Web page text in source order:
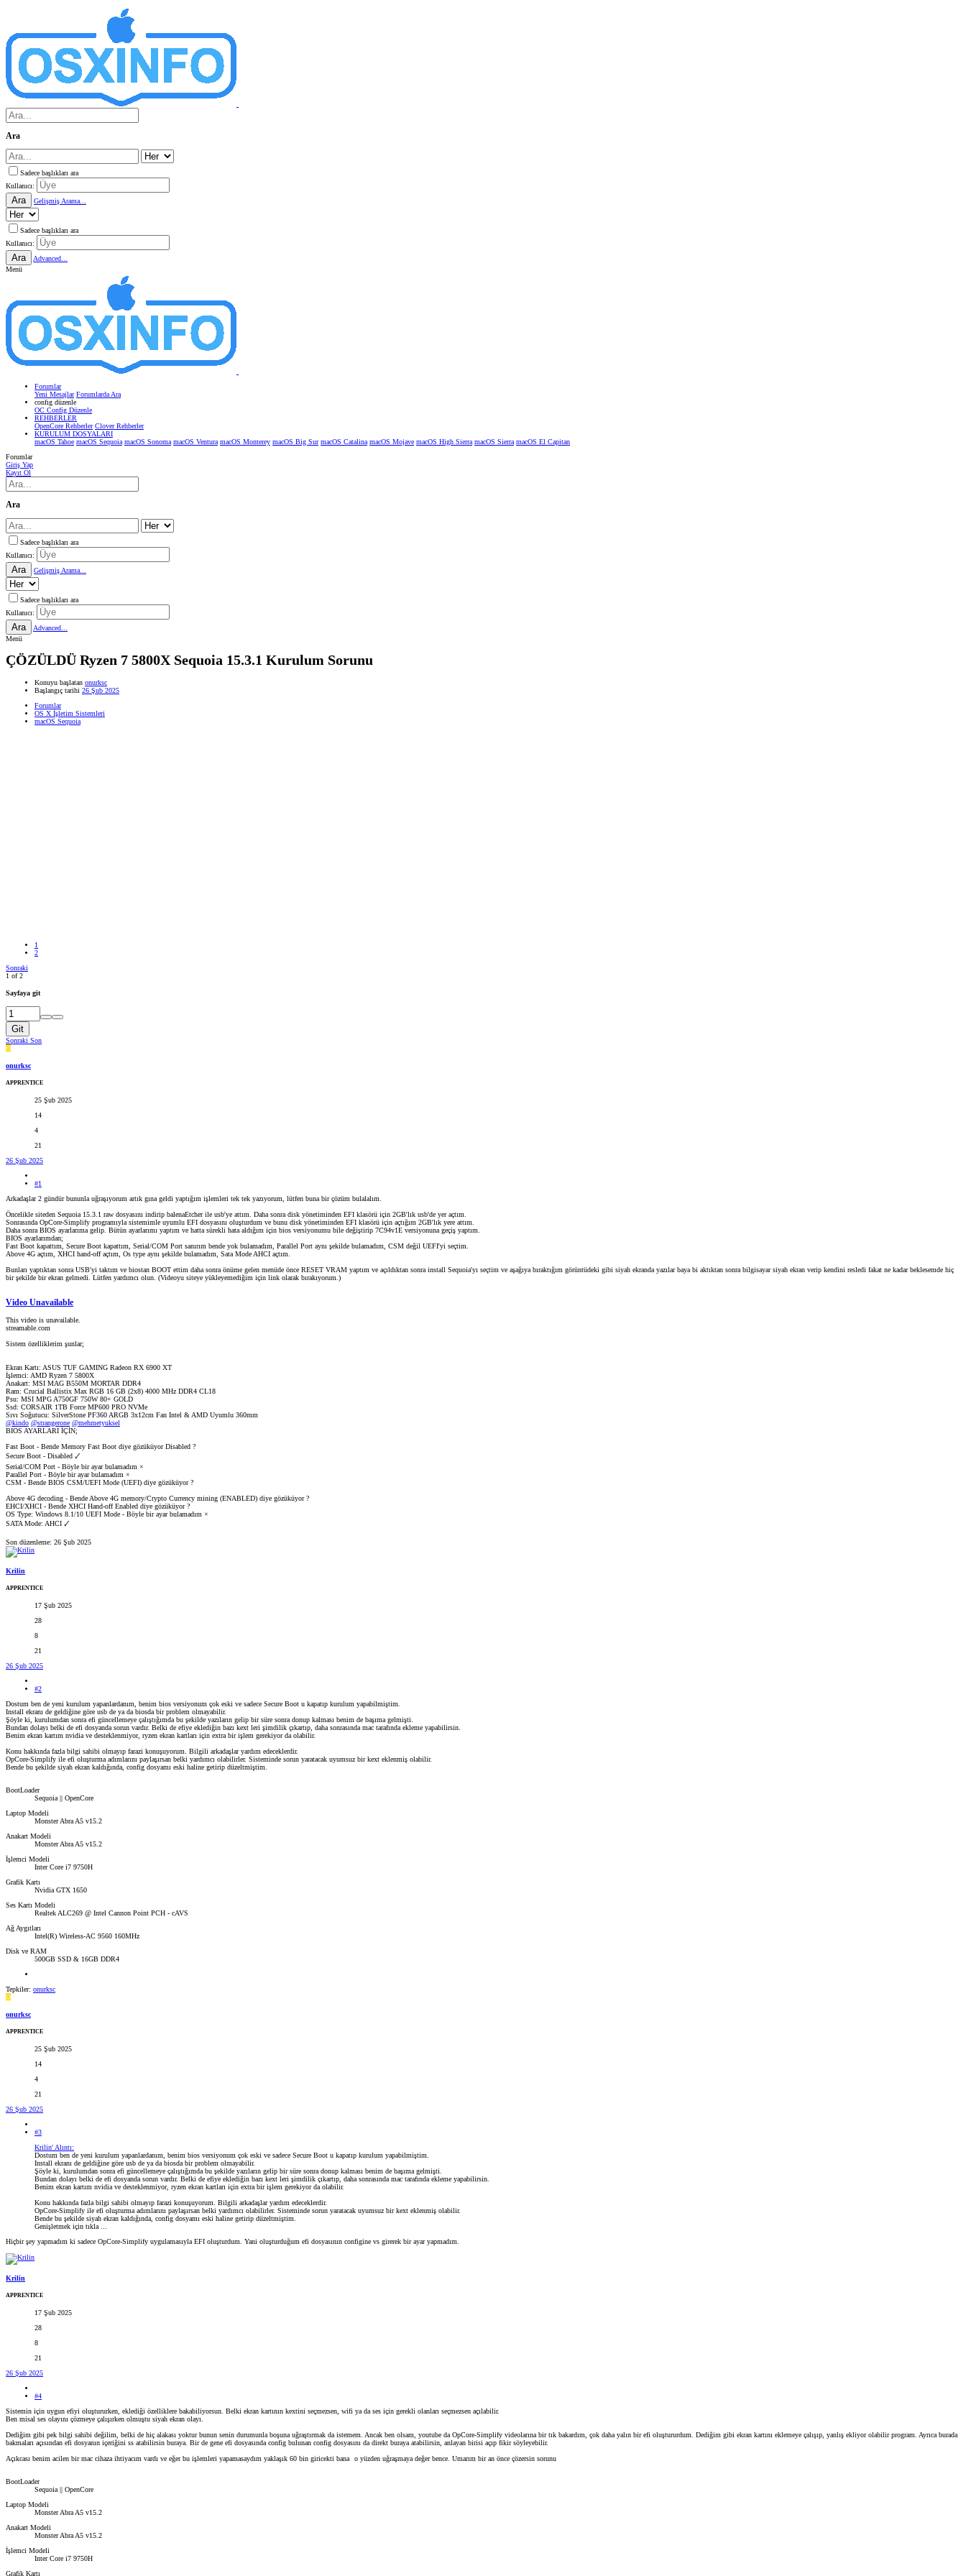
Ara
Sadece başlıkları ara
Kullanıcı:
Ara Gelişmiş Arama...
Sadece başlıkları ara
Kullanıcı:
Ara
Advanced...
Menü
Forumlar
Yeni Mesajlar Forumlarda Ara
confıg düzenle
OC Config Düzenle
REHBERLER
OpenCore Rehberler Clover Rehberler
KURULUM DOSYALARI
macOS Tahoe macOS Sequoia macOS Sonoma macOS Ventura macOS Monterey macOS Big Sur macOS Catalina macOS Mojave macOS High Sierra macOS Sierra macOS El Capitan
Forumlar
Giriş Yap
Kayıt Ol
Ara
Sadece başlıkları ara
Kullanıcı:
Ara Gelişmiş Arama...
Sadece başlıkları ara
Kullanıcı:
Ara
Advanced...
Menü
ÇÖZÜLDÜ Ryzen 7 5800X Sequoia 15.3.1 Kurulum Sorunu
Konuyu başlatan onurksc
Başlangıç tarihi 26 Şub 2025
Forumlar
OS X İşletim Sistemleri
macOS Sequoia
1
2
Sonraki
1 of 2
Sayfaya git
Git
Sonraki Son
O
onurksc
APPRENTICE
25 Şub 2025
14
4
21
26 Şub 2025
#1
Arkadaşlar 2 gündür bununla uğraşıyorum artık gına geldi yaptığım işlemleri tek tek yazıyorum, lütfen buna bir çözüm bulalalım.
Öncelikle siteden Sequoia 15.3.1 raw dosyasını indirip balenaEtcher ile usb'ye attım. Daha sonra disk yönetiminden EFI klasörü için 2GB'lık usb'de yer açtım.
Sonrasında OpCore-Simplify programıyla sistemimle uyumlu EFI dosyasını oluşturdum ve bunu disk yönetiminden EFI klasörü için açtığım 2GB'lık yere attım.
Daha sonra BIOS ayarlarıma gelip. Bütün ayarlarımı yaptım ve hatta sürekli hata aldığım için bios versiyonumu bile değiştirip 7C94v1E versiyonuna geçiş yaptım.
BIOS ayarlarımdan;
Fast Boot kapattım, Secure Boot kapattım, Serial/COM Port sanırım bende yok bulamadım, Parallel Port aynı şekilde bulamadım, CSM değil UEFI'yi seçtim.
Above 4G açtım, XHCI hand-off açtım, Os type aynı şekilde bulamadım, Sata Mode AHCI açtım.
Bunları yaptıktan sonra USB'yi taktım ve biostan BOOT ettim daha sonra önüme gelen menüde önce RESET VRAM yaptım ve açıldıktan sonra install Sequoia'yı seçtim ve aşağıya bıraktığım görüntüdeki gibi siyah ekranda yazılar baya bi aktıktan sonra bilgisayar siyah ekran verip kendini resledi fakat ne kadar beklesemde hiç
bir şekilde bir ekran gelmedi. Lütfen yardımcı olun. (Videoyu siteye yükleyemediğim için link olarak bırakıyorum.)
Video Unavailable
This video is unavailable.
streamable.com
Sistem özelliklerim şunlar;
Ekran Kartı: ASUS TUF GAMING Radeon RX 6900 XT
İşlemci: AMD Ryzen 7 5800X
Anakart: MSI MAG B550M MORTAR DDR4
Ram: Crucial Ballistix Max RGB 16 GB (2x8) 4000 MHz DDR4 CL18
Psu: MSI MPG A750GF 750W 80+ GOLD
Ssd: CORSAIR 1TB Force MP600 PRO NVMe
Sıvı Soğutucu: SilverStone PF360 ARGB 3x12cm Fan Intel & AMD Uyumlu 360mm
@kindo @strangerone @mehmetyuksel
BIOS AYARLARI İÇİN;
Fast Boot - Bende Memory Fast Boot diye gözüküyor Disabled ?
Secure Boot - Disabled 🗸
Serial/COM Port - Böyle bir ayar bulamadım ×
Parallel Port - Böyle bir ayar bulamadım ×
CSM - Bende BIOS CSM/UEFI Mode (UEFI) diye gözüküyor ?
Above 4G decoding - Bende Above 4G memory/Crypto Currency mining (ENABLED) diye gözüküyor ?
EHCI/XHCI - Bende XHCI Hand-off Enabled diye gözüküyor ?
OS Type: Windows 8.1/10 UEFI Mode - Böyle bir ayar bulamadım ×
SATA Mode: AHCI 🗸
Son düzenleme: 26 Şub 2025
Krilin
APPRENTICE
17 Şub 2025
28
8
21
26 Şub 2025
#2
Dostum ben de yeni kurulum yapanlardanım, benim bios versiyonum çok eski ve sadece Secure Boot u kapatıp kurulum yapabilmiştim.
Install ekranı de geldiğine göre usb de ya da biosda bir problem olmayabilir.
Şöyle ki, kurulumdan sonra efi güncellemeye çalıştığımda bu şekilde yazıların gelip bir süre sonra donup kalması benim de başıma gelmişti.
Bundan dolayı belki de efi dosyanda sorun vardır. Belki de efiye eklediğin bazı kext leri şimdilik çıkartıp, daha sonrasında mac tarafında ekleme yapabilirsin.
Benim ekran kartım nvidia ve desteklenmiyor, ryzen ekran kartları için extra bir işlem gerekiyor da olabilir.
Konu hakkında fazla bilgi sahibi olmayıp farazi konuşuyorum. Bilgili arkadaşlar yardım edeceklerdir.
OpCore-Simplify ile efi oluşturma adımlarını paylaşırsan belki yardımcı olabilirler. Sisteminde sorun yaratacak uyumsuz bir kext eklenmiş olabilir.
Bende bu şekilde siyah ekran kaldığında, config dosyamı eski haline getirip düzeltmiştim.
BootLoader
Sequoia || OpenCore
Laptop Modeli
Monster Abra A5 v15.2
Anakart Modeli
Monster Abra A5 v15.2
İşlemci Modeli
Inter Core i7 9750H
Grafik Kartı
Nvidia GTX 1650
Ses Kartı Modeli
Realtek ALC269 @ Intel Cannon Point PCH - cAVS
Ağ Aygıtları
Intel(R) Wireless-AC 9560 160MHz
Disk ve RAM
500GB SSD & 16GB DDR4
Tepkiler: onurksc
O
onurksc
APPRENTICE
25 Şub 2025
14
4
21
26 Şub 2025
#3
Krilin' Alıntı:
Dostum ben de yeni kurulum yapanlardanım, benim bios versiyonum çok eski ve sadece Secure Boot u kapatıp kurulum yapabilmiştim.
Install ekranı de geldiğine göre usb de ya da biosda bir problem olmayabilir.
Şöyle ki, kurulumdan sonra efi güncellemeye çalıştığımda bu şekilde yazıların gelip bir süre sonra donup kalması benim de başıma gelmişti.
Bundan dolayı belki de efi dosyanda sorun vardır. Belki de efiye eklediğin bazı kext leri şimdilik çıkartıp, daha sonrasında mac tarafında ekleme yapabilirsin.
Benim ekran kartım nvidia ve desteklenmiyor, ryzen ekran kartları için extra bir işlem gerekiyor da olabilir.
Konu hakkında fazla bilgi sahibi olmayıp farazi konuşuyorum. Bilgili arkadaşlar yardım edeceklerdir.
OpCore-Simplify ile efi oluşturma adımlarını paylaşırsan belki yardımcı olabilirler. Sisteminde sorun yaratacak uyumsuz bir kext eklenmiş olabilir.
Bende bu şekilde siyah ekran kaldığında, config dosyamı eski haline getirip düzeltmiştim.
Genişletmek için tıkla ...
Hiçbir şey yapmadım ki sadece OpCore-Simplify uygulamasıyla EFI oluşturdum. Yani oluşturduğum efi dosyasının configine vs girerek bir ayar yapmadım.
Krilin
APPRENTICE
17 Şub 2025
28
8
21
26 Şub 2025
#4
Sistemin için uygun efiyi oluştururken, eklediği özelliklere bakabiliyorsun. Belki ekran kartının kextini seçmezsen, wifi ya da ses için gerekli olanları seçmezsen açılabilir.
Ben misal ses olayını çözmeye çalışırken olmuştu siyah ekran olayı.
Dediğim gibi pek bilgi sahibi değilim, belki de hiç alakası yoktur bunun senin durumunla boşuna uğraştırmak da istemem. Ancak ben olsam, youtube da OpCore-Simplify videolarına bir tık bakardım, çok daha yalın bir efi oluştururdum. Dediğim gibi ekran kartını eklemeye çalışıp, yanlış ekliyor olabilir program. Ayrıca burada
bakmaları açısından efi dosyanın içeriğini ss atabilirsin buraya. Bir de gene efi dosyasında config bulunan config dosyasını da direkt buraya atabilirsin, anlayan birisi açıp fikir söyleyebilir.
Açıkcası benim acilen bir mac cihaza ihtiyacım vardı ve eğer bu işlemleri yapamasaydım yaklaşık 60 bin giricekti bana
o yüzden uğraşmaya değer bence. Umarım bir an önce çözersin sorunu
BootLoader
Sequoia || OpenCore
Laptop Modeli
Monster Abra A5 v15.2
Anakart Modeli
Monster Abra A5 v15.2
İşlemci Modeli
Inter Core i7 9750H
Grafik Kartı